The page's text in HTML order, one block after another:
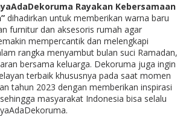
Rayakan Kebersamaan
dihadirkan untuk memberikan warna baru
furnitur dan aksesoris rumah agar
mempercantik dan melengkapi
rangka menyambut bulan suci Ramadan,
bersama keluarga. Dekoruma juga ingin
terbaik khususnya pada saat momen
tahun 2023 dengan memberikan inspirasi
masyarakat Indonesia bisa selalu